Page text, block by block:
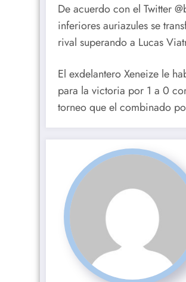
De acuerdo con el Twitter
inferiores auriazules se
rival superando a Lucas
El exdelantero Xeneize le
para la victoria por 1 a 0
torneo que el combinado